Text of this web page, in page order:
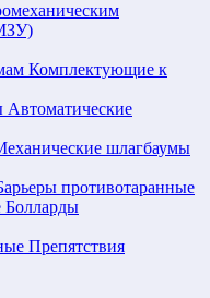
Комплектующие к
Автоматические
шлагбаумы
противотаранные
Болларды
Препятствия